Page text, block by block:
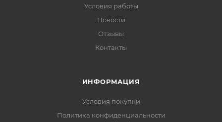
Условия работы
Новости
Отзывы
Контакты
ИНФОРМАЦИЯ
Условия покупки
Политика конфиденциальности